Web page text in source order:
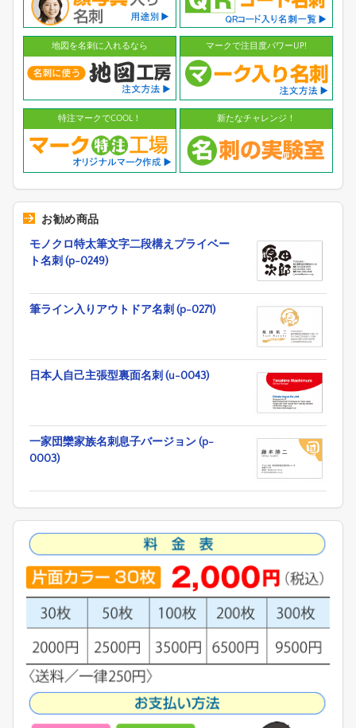
地図を名刺に入れるなら マークで注目度パワーUP!
特注マークでCOOL！ 新たなチャレンジ！
お勧め商品
モノクロ特太筆文字二段構えプライベー
ト名刺 (p-0249)
筆ライン入りアウトドア名刺 (p-0271)
日本人自己主張型裏面名刺 (u-0043)
一家団欒家族名刺息子バージョン (p-
0003)